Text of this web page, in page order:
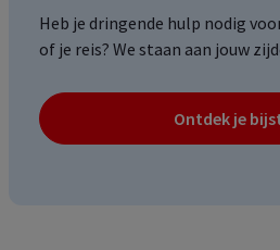
Heb je dringende hulp nodig
of je reis? We staan aan jouw
Ontdek je